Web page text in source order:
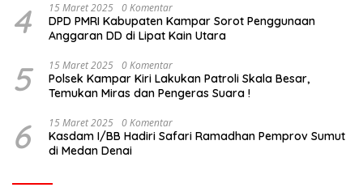
4 15 Maret 2025 0 Komentar
DPD PMRI Kabupaten Kampar Sorot Penggunaan
Anggaran DD di Lipat Kain Utara
5 15 Maret 2025 0 Komentar
Polsek Kampar Kiri Lakukan Patroli Skala Besar,
Temukan Miras dan Pengeras Suara !
6 15 Maret 2025 0 Komentar
Kasdam I/BB Hadiri Safari Ramadhan Pemprov Sumut
di Medan Denai